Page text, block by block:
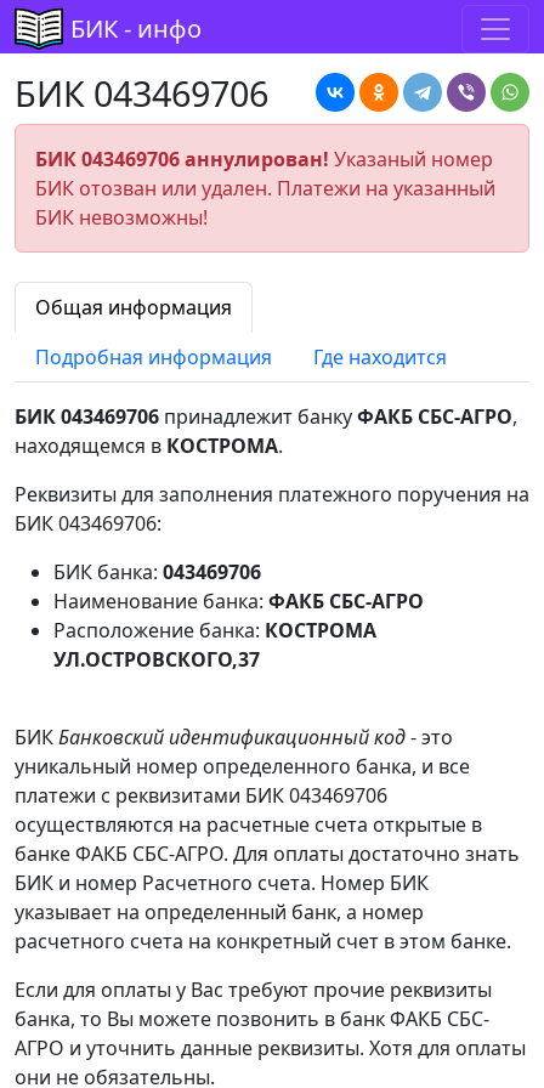
БИК - инфо
БИК 043469706
БИК 043469706 аннулирован! Указаный номер
БИК отозван или удален. Платежи на указанный
БИК невозможны!
Общая информация
Подробная информация
Где находится
БИК 043469706 принадлежит банкуФАКБ СБС-АГРО,
находящемся в КОСТРОМА.
Реквизиты для заполнения платежного поручения на
БИК 043469706:
БИК банка: 043469706
Наименование банка: ФАКБ СБС-АГРО
Расположение банка: КОСТРОМА
УЛ.ОСТРОВСКОГО,37
БИКБанковский идентификационный код- это
уникальный номер определенного банка, и все
платежи с реквизитами БИК 043469706
осуществляются на расчетные счета открытые в
банке ФАКБ СБС-АГРО. Для оплаты достаточно знать
БИК и номер Расчетного счета. Номер БИК
указывает на определенный банк, а номер
расчетного счета на конкретный счет в этом банке.
Если для оплаты у Вас требуют прочие реквизиты
банка, то Вы можете позвонить в банк ФАКБ СБС-
АГРО и уточнить данные реквизиты. Хотя для оплаты
они не обязательны.